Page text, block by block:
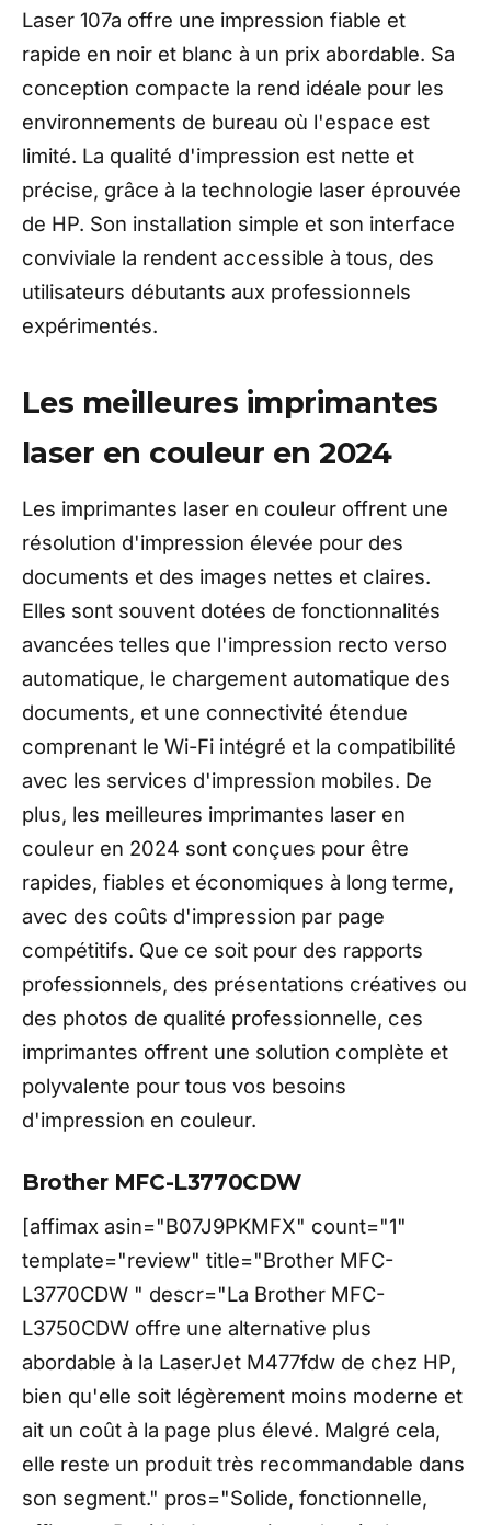
Laser 107a offre une impression fiable et
rapide en noir et blanc à un prix abordable. Sa
conception compacte la rend idéale pour les
environnements de bureau où l'espace est
limité. La qualité d'impression est nette et
précise, grâce à la technologie laser éprouvée
de HP. Son installation simple et son interface
conviviale la rendent accessible à tous, des
utilisateurs débutants aux professionnels
expérimentés.
Les meilleures imprimantes
laser en couleur en 2024
Les imprimantes laser en couleur offrent une
résolution d'impression élevée pour des
documents et des images nettes et claires.
Elles sont souvent dotées de fonctionnalités
avancées telles que l'impression recto verso
automatique, le chargement automatique des
documents, et une connectivité étendue
comprenant le Wi-Fi intégré et la compatibilité
avec les services d'impression mobiles. De
plus, les meilleures imprimantes laser en
couleur en 2024 sont conçues pour être
rapides, fiables et économiques à long terme,
avec des coûts d'impression par page
compétitifs. Que ce soit pour des rapports
professionnels, des présentations créatives ou
des photos de qualité professionnelle, ces
imprimantes offrent une solution complète et
polyvalente pour tous vos besoins
d'impression en couleur.
Brother MFC-L3770CDW
[affimax asin="B07J9PKMFX" count="1"
template="review" title="Brother MFC-
L3770CDW " descr="La Brother MFC-
L3750CDW offre une alternative plus
abordable à la LaserJet M477fdw de chez HP,
bien qu'elle soit légèrement moins moderne et
ait un coût à la page plus élevé. Malgré cela,
elle reste un produit très recommandable dans
son segment." pros="Solide, fonctionnelle,